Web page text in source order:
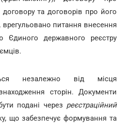
та договорів про його
врегульовано питання внесення
Єдиного державного реєстру
незалежно від місця
сторін. Документи
подані через реєстраційний
що забезпечує формування та